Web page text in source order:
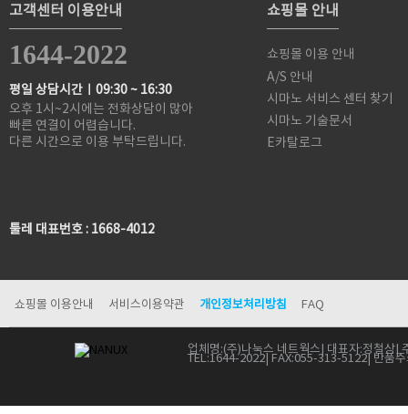
고객센터 이용안내
1644-2022
평일 상담시간ㅣ09:30 ~ 16:30
오후 1시~2시에는 전화상담이 많아
빠른 연결이 어렵습니다.
다른 시간으로 이용 부탁드립니다.
툴레 대표번호 : 1668-4012
쇼핑몰 안내
쇼핑몰 이용 안내
A/S 안내
시마노 서비스 센터 찾기
시마노 기술문서
E카탈로그
쇼핑몰 이용안내 서비스이용약관 개인정보처리방침 FAQ
업체명:(주)나눅스 네트웍스 | 대표자:정철상|
TEL:1644-2022 | FAX:055-313-5122 | 반품